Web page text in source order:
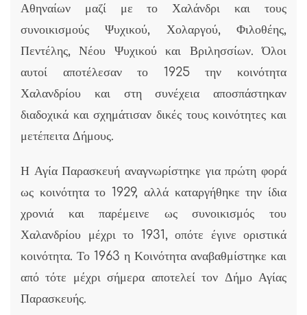
Αθηναίων μαζί με το Χαλάνδρι και τους
συνοικισμούς Ψυχικού, Χολαργού, Φιλοθέης,
Πεντέλης, Νέου Ψυχικού και Βριλησσίων. Όλοι
αυτοί αποτέλεσαν το 1925 την κοινότητα
Χαλανδρίου και στη συνέχεια αποσπάστηκαν
διαδοχικά και σχημάτισαν δικές τους κοινότητες και
μετέπειτα Δήμους.
Η Αγία Παρασκευή αναγνωρίστηκε για πρώτη φορά
ως κοινότητα το 1929, αλλά καταργήθηκε την ίδια
χρονιά και παρέμεινε ως συνοικισμός του
Χαλανδρίου μέχρι το 1931, οπότε έγινε οριστικά
κοινότητα. Το 1963 η Κοινότητα αναβαθμίστηκε και
από τότε μέχρι σήμερα αποτελεί τον Δήμο Αγίας
Παρασκευής.